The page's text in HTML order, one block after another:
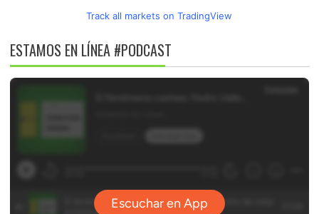
Track all markets on TradingView
ESTAMOS EN LÍNEA #PODCAST